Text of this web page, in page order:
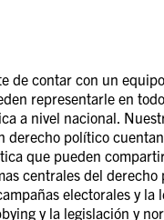
de contar con un
representarle en
a nivel nacional.
derecho político
que pueden
centrales del
electorales y la
y la legislación y